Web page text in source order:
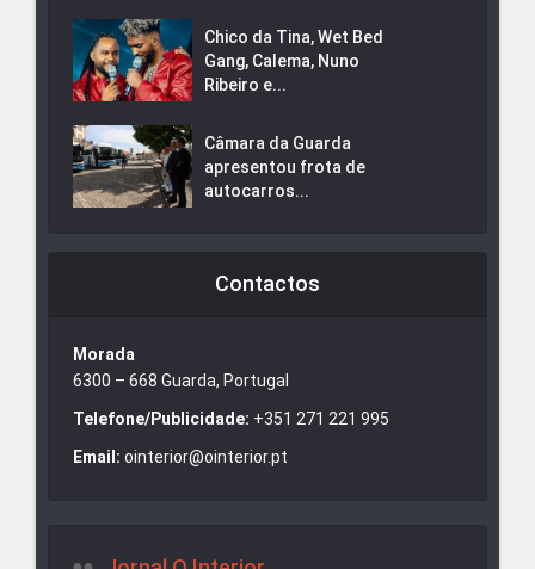
Chico da Tina, Wet Bed
Gang, Calema, Nuno
Ribeiro e...
Câmara da Guarda
apresentou frota de
autocarros...
Contactos
Morada
6300 – 668 Guarda, Portugal
Telefone/Publicidade: +351 271 221 995
Email: ointerior@ointerior.pt